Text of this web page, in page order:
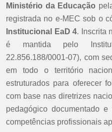
Ministério da Educação
registrada no e-MEC sob o
Institucional EaD 4. Inscrita
é mantida pelo
22.856.188/0001-07), com
em todo o território
estruturados para oferecer
com base nas diretrizes
pedagógico documentado
competências profissionais